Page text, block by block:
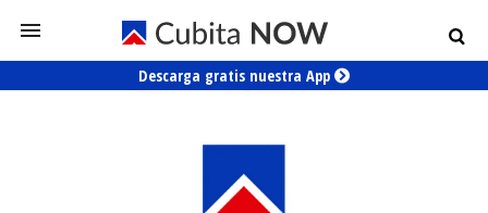
Descarga gratis nuestra App